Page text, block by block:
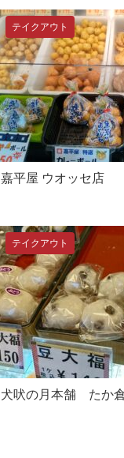
テイクアウト
嘉平屋 ウオッセ店
テイクアウト
犬吠の月本舗 たか